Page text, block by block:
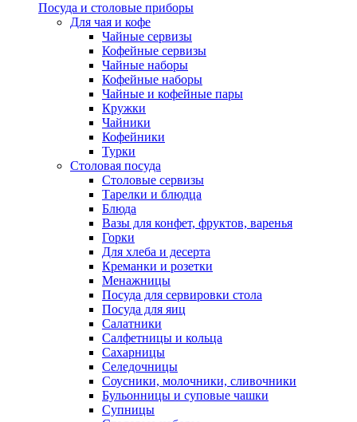
Посуда и столовые приборы
Для чая и кофе
Чайные сервизы
Кофейные сервизы
Чайные наборы
Кофейные наборы
Чайные и кофейные пары
Кружки
Чайники
Кофейники
Турки
Столовая посуда
Столовые сервизы
Тарелки и блюдца
Блюда
Вазы для конфет, фруктов, варенья
Горки
Для хлеба и десерта
Креманки и розетки
Менажницы
Посуда для сервировки стола
Посуда для яиц
Салатники
Салфетницы и кольца
Сахарницы
Селедочницы
Соусники, молочники, сливочники
Бульонницы и суповые чашки
Супницы